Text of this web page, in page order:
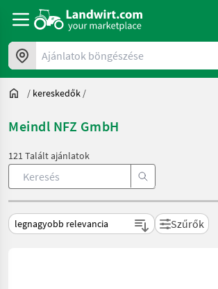
Ajánlatok böngészése
/ kereskedők /
Meindl NFZ GmbH
121 Talált ajánlatok
Szűrők